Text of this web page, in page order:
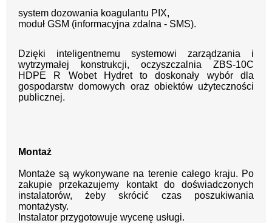
system dozowania koagulantu PIX,
moduł GSM (informacyjna zdalna - SMS).
Dzięki inteligentnemu systemowi zarządzania i
wytrzymałej konstrukcji, oczyszczalnia ZBS-10C
HDPE R Wobet Hydret to doskonały wybór dla
gospodarstw domowych oraz obiektów użyteczności
publicznej.
Montaż
Montaże są wykonywane na terenie całego kraju. Po
zakupie przekazujemy kontakt do doświadczonych
instalatorów, żeby skrócić czas poszukiwania
montażysty.
Instalator przygotowuje wycenę usługi.